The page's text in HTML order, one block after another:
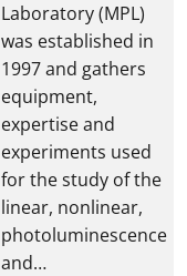
Laboratory (MPL)
was established in
1997 and gathers
equipment,
expertise and
experiments used
for the study of the
linear, nonlinear,
photoluminescence
and…